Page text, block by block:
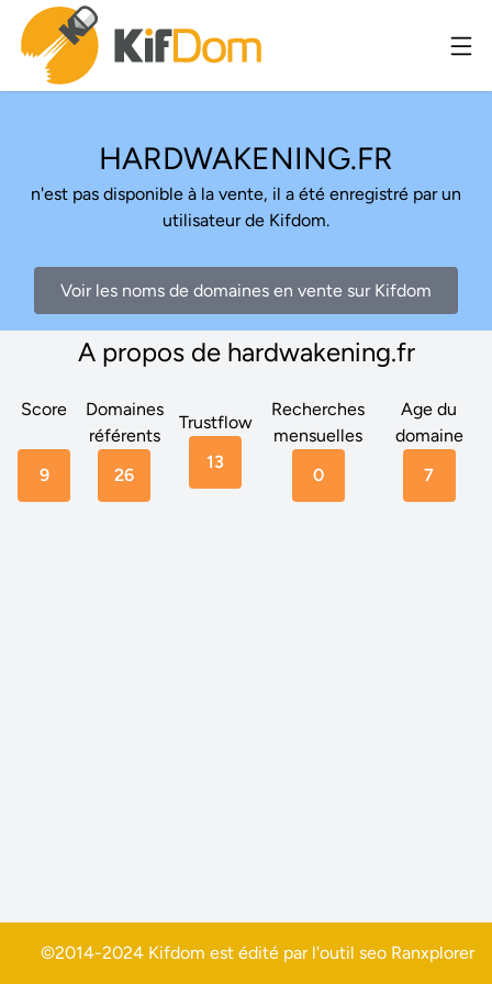
HARDWAKENING.FR
n'est pas disponible à la vente, il a été enregistré par un
utilisateur de Kifdom.
Voir les noms de domaines en vente sur Kifdom
A propos de hardwakening.fr
Score
9
Domaines
référents
26
Trustflow
13
Recherches
mensuelles
0
Age du
domaine
7
©2014-2024 Kifdom est édité par l'outil seo Ranxplorer